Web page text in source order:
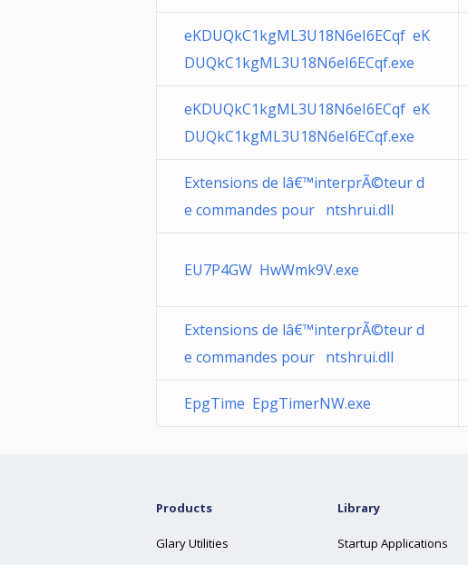
eKDUQkC1kgML3U18N6eI6ECqf eK
DUQkC1kgML3U18N6eI6ECqf.exe
eKDUQkC1kgML3U18N6eI6ECqf eK
DUQkC1kgML3U18N6eI6ECqf.exe
Extensions de lâ€™interprÃ©teur d
e commandes pour ntshrui.dll
EU7P4GW HwWmk9V.exe
Extensions de lâ€™interprÃ©teur d
e commandes pour ntshrui.dll
EpgTime EpgTimerNW.exe
Products
Glary Utilities
Library
Startup Applications